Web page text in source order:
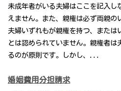
未成年者がいる夫婦はここを記入し
えません。また、親権は必ず両親の
夫婦いずれもが親権を持つ、または
とは認められていません。親権者は
るのが原則です。しかし、...
婚姻費用分担請求